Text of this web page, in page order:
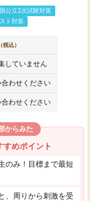
国公立2次試験対策
ト対策
（税込）
していません
わせください
わせください
からみた
すめポイント
のみ！目標まで最短
、周りから刺激を受